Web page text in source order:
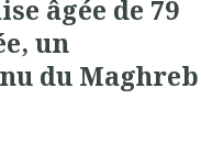
âgée de 79
un
du Maghreb